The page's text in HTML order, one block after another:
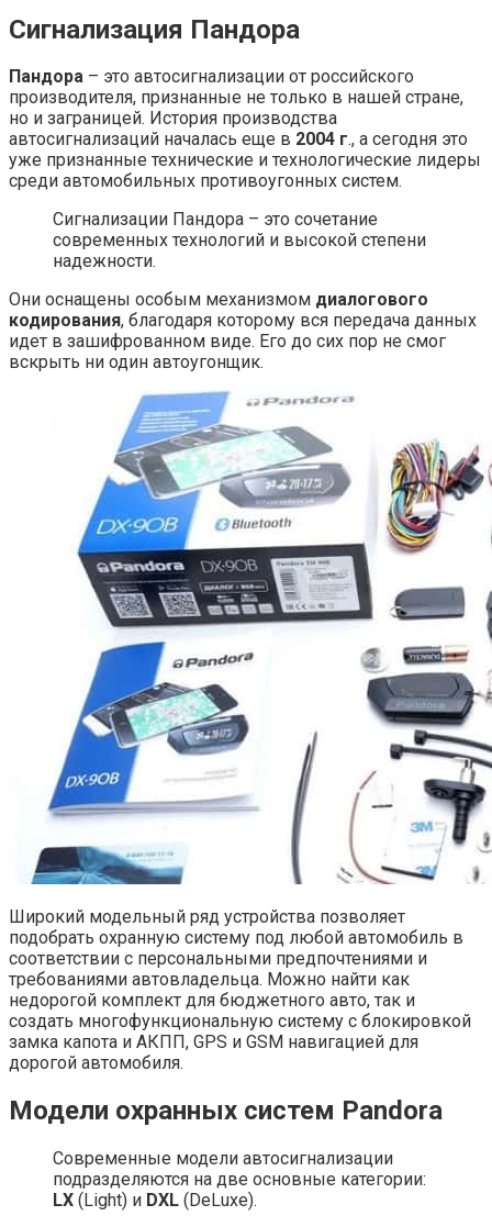
Сигнализация Пандора
Пандора – это автосигнализации от российского
производителя, признанные не только в нашей стране,
но и заграницей. История производства
автосигнализаций началась еще в 2004 г., а сегодня это
уже признанные технические и технологические лидеры
среди автомобильных противоугонных систем.
Сигнализации Пандора – это сочетание
современных технологий и высокой степени
надежности.
Они оснащены особым механизмом диалогового
кодирования, благодаря которому вся передача данных
идет в зашифрованном виде. Его до сих пор не смог
вскрыть ни один автоугонщик.
Широкий модельный ряд устройства позволяет
подобрать охранную систему под любой автомобиль в
соответствии с персональными предпочтениями и
требованиями автовладельца. Можно найти как
недорогой комплект для бюджетного авто, так и
создать многофункциональную систему с блокировкой
замка капота и АКПП, GPS и GSM навигацией для
дорогой автомобиля.
Модели охранных систем Pandora
Современные модели автосигнализации
подразделяются на две основные категории:
LX (Light) и DXL (DeLuxe).